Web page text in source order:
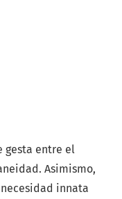
gesta entre el
Asimismo,
innata